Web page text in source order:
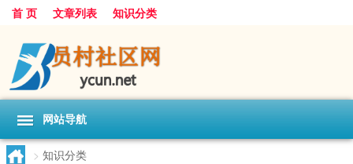
首 页 文章列表 知识分类
网站导航
> 知识分类